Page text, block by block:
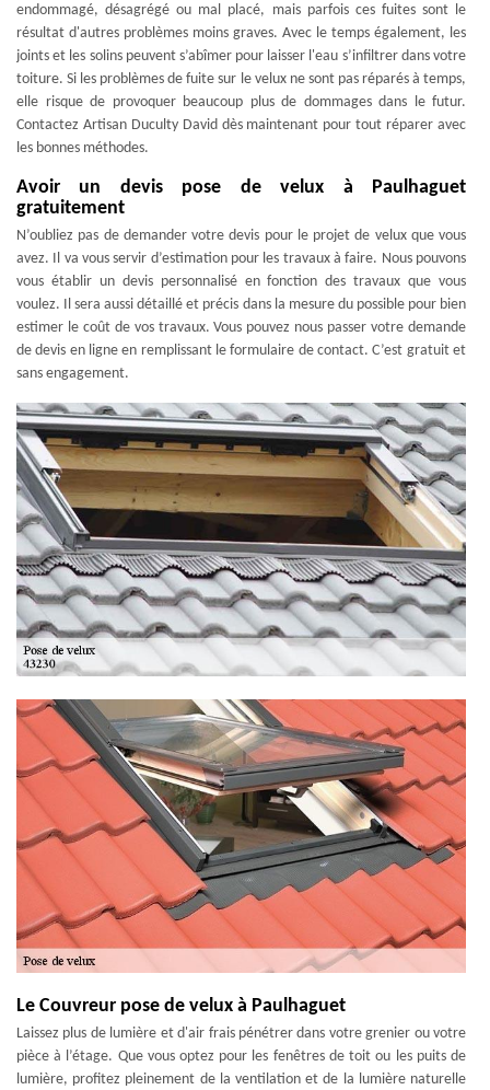
endommagé, désagrégé ou mal placé, mais parfois ces fuites sont le
résultat d'autres problèmes moins graves. Avec le temps également, les
joints et les solins peuvent s’abîmer pour laisser l'eau s’infiltrer dans votre
toiture. Si les problèmes de fuite sur le velux ne sont pas réparés à temps,
elle risque de provoquer beaucoup plus de dommages dans le futur.
Contactez Artisan Duculty David dès maintenant pour tout réparer avec
les bonnes méthodes.
Avoir un devis pose de velux à Paulhaguet
gratuitement
N’oubliez pas de demander votre devis pour le projet de velux que vous
avez. Il va vous servir d’estimation pour les travaux à faire. Nous pouvons
vous établir un devis personnalisé en fonction des travaux que vous
voulez. Il sera aussi détaillé et précis dans la mesure du possible pour bien
estimer le coût de vos travaux. Vous pouvez nous passer votre demande
de devis en ligne en remplissant le formulaire de contact. C’est gratuit et
sans engagement.
Le Couvreur pose de velux à Paulhaguet
Laissez plus de lumière et d'air frais pénétrer dans votre grenier ou votre
pièce à l’étage. Que vous optez pour les fenêtres de toit ou les puits de
lumière, profitez pleinement de la ventilation et de la lumière naturelle